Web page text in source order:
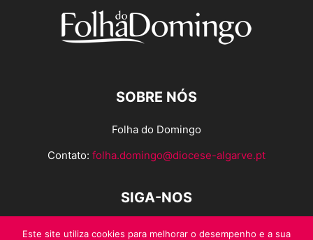
SOBRE NÓS
Folha do Domingo
Contato: folha.domingo@diocese-algarve.pt
SIGA-NOS
Este site utiliza cookies para melhorar o desempenho e a sua